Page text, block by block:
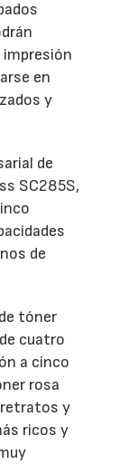
en
y
de
SC285S,
de
tóner
cuatro
a cinco
rosa
retratos y
ricos y